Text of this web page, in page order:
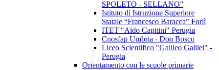
SPOLETO - SELLANO”
Istituto di Istruzione Superiore
Statale “Francesco Baracca” Forlì
ITET "Aldo Capitini" Perugia
Cnosfap Umbria - Don Bosco
Liceo Scientifico "Galileo Galilei" -
Perugia
Orientamento con le scuole primarie